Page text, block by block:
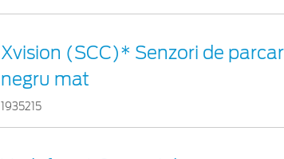
Xvision (SCC)* Senzori de
negru mat
1935215